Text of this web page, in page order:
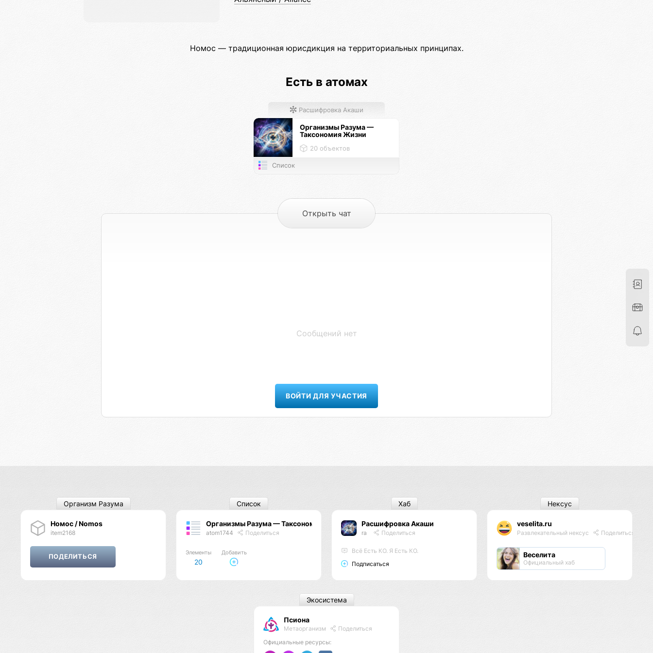
Номос — традиционная юрисдикция на территориальных принципах.
Есть в атомах
Расшифровка Акаши
Организмы Разума —
Таксономия Жизни
20 объектов
Список
Открыть чат
Сообщений нет
ВОЙТИ ДЛЯ УЧАСТИЯ
Номос / Nomos
item2168
Организм Разума
Организмы Разума — Таксономия Жизни
atom1744 Поделиться
Элементы
20
Добавить
Список
Расшифровка Акаши
ra Поделиться
Всё Есть КО. Я Есть КО.
Подписаться
Хаб
veselita.ru
Развлекательный нексус Поделиться
Веселита
Официальный хаб
Нексус
Псиона
Метаорганизм
Поделиться
Официальные ресурсы:
Экосистема